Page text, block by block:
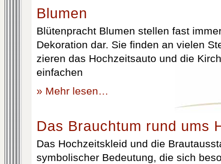
Blumen
Blütenpracht Blumen stellen fast
Dekoration dar. Sie finden an vielen
zieren das Hochzeitsauto und die
einfachen
» Mehr lesen…
Das Brauchtum rund ums
Das Hochzeitskleid und die
symbolischer Bedeutung, die sich